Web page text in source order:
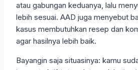
atau gabungan keduanya, lalu
lebih sesuai. AAD juga menyebut
kasus membutuhkan resep dan
agar hasilnya lebih baik.
Bayangin saja situasinya: kamu